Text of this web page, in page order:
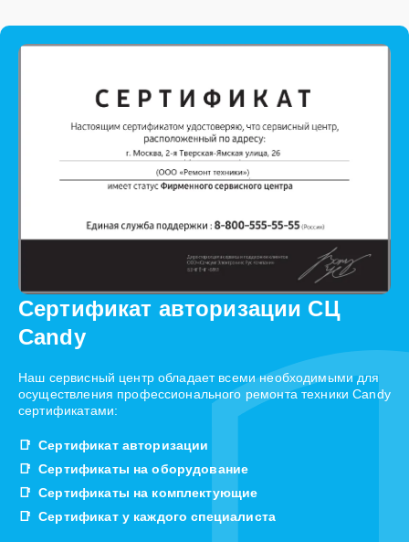
Сертификат авторизации СЦ
Candy
Наш сервисный центр обладает всеми необходимыми для
осуществления профессионального ремонта техники Candy
сертификатами:
Сертификат авторизации
Сертификаты на оборудование
Сертификаты на комплектующие
Сертификат у каждого специалиста